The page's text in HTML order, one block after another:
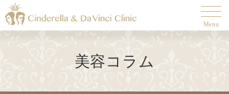
Menu
美容コラム